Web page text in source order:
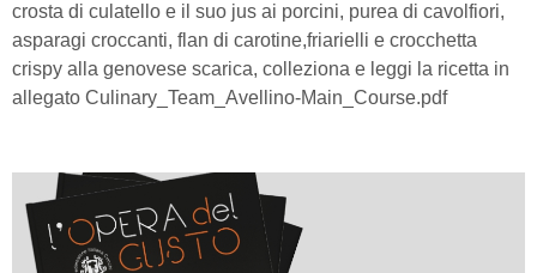
crosta di culatello e il suo jus ai porcini, purea di cavolfiori,
asparagi croccanti, flan di carotine,friarielli e crocchetta
crispy alla genovese scarica, colleziona e leggi la ricetta in
allegato Culinary_Team_Avellino-Main_Course.pdf